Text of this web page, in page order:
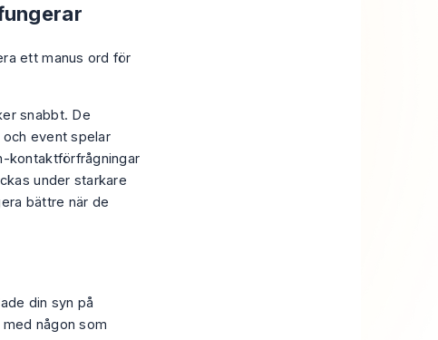
ett manus ord för
snabbt. De
och event spelar
kontaktförfrågningar
under starkare
bättre när de
din syn på
någon som